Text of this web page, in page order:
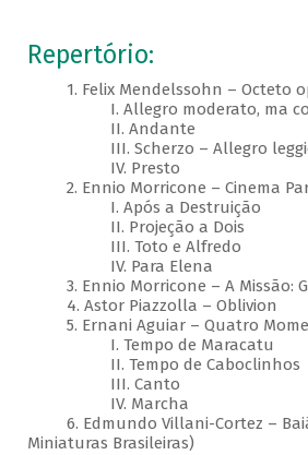
Repertório:
1. Felix Mendelssohn – Octeto
I. Allegro moderato, ma
II. Andante
III. Scherzo – Allegro
IV. Presto
2. Ennio Morricone – Cinema
I. Após a Destruição
II. Projeção a Dois
III. Toto e Alfredo
IV. Para Elena
3. Ennio Morricone – A Missão:
4. Astor Piazzolla – Oblivion
5. Ernani Aguiar – Quatro
I. Tempo de Maracatu
II. Tempo de Caboclinhos
III. Canto
IV. Marcha
6. Edmundo Villani-Cortez –
Miniaturas Brasileiras)